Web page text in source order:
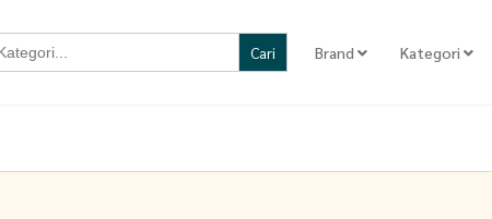
Brand Kategori